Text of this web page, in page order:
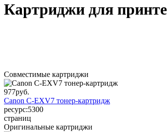
Картриджи для
Совместимые картриджи
977руб.
Canon C-EXV7 тонер-картридж
ресурс:5300
страниц
Оригинальные картриджи